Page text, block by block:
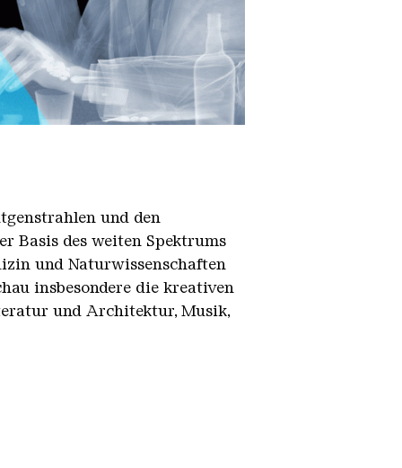
und den
Basis des weiten Spektrums
und Naturwissenschaften
insbesondere die kreativen
und Architektur, Musik,